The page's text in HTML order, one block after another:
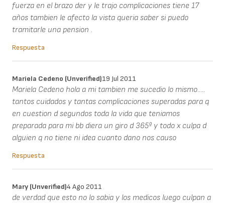
fuerza en el brazo der y le trajo complicaciones tiene 17
años tambien le afecto la vista queria saber si puedo
tramitarle una pension .
Respuesta
Mariela Cedeno (unverified)19 Jul 2011
Mariela Cedeno hola a mi tambien me sucedio lo mismo.....
tantos cuidados y tantas complicaciones superadas para q
en cuestion d segundos toda la vida que teniamos
preparada para mi bb diera un giro d 365º y todo x culpa d
alguien q no tiene ni idea cuanto dano nos causo
Respuesta
Mary (unverified)4 Ago 2011
de verdad que esto no lo sabia y los medicos luego culpan a